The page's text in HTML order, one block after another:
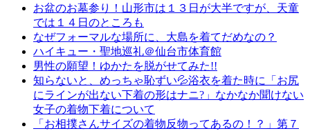
お盆のお墓参り！山形市は１３日が大半ですが、天童
では１４日のところも
なぜフォーマルな場所に、大島を着てだめなの？
ハイキュー・聖地巡礼＠仙台市体育館
男性の願望！ゆかたを脱がせてみた!!
知らないと、めっちゃ恥ずい💦浴衣を着た時に「お尻
にラインが出ない下着の形はナニ?」なかなか聞けない
女子の着物下着について
「お相撲さんサイズの着物反物ってあるの！？」第７